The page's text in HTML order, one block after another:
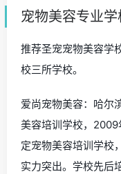
宠物美容专业学
推荐圣宠宠物美容学
校三所学校。
爱尚宠物美容：哈尔
美容培训学校，
定宠物美容培训学校
实力突出。学校先后